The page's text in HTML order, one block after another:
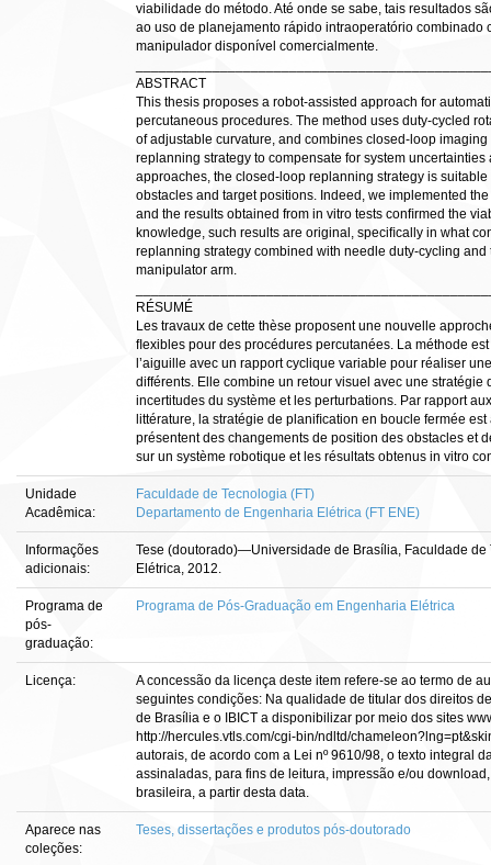
viabilidade do método. Até onde se sabe, tais resultados
ao uso de planejamento rápido intraoperatório combinado
manipulador disponível comercialmente.
ABSTRACT
This thesis proposes a robot-assisted approach for
percutaneous procedures. The method uses duty-cycled
of adjustable curvature, and combines closed-loop
replanning strategy to compensate for system
approaches, the closed-loop replanning strategy is
obstacles and target positions. Indeed, we implemented
and the results obtained from in vitro tests conﬁrmed the
knowledge, such results are original, speciﬁcally in what
replanning strategy combined with needle duty-cycling
manipulator arm.
RÉSUMÉ
Les travaux de cette thèse proposent une nouvelle
ﬂexibles pour des procédures percutanées. La méthode
l’aiguille avec un rapport cyclique variable pour réaliser
différents. Elle combine un retour visuel avec une
incertitudes du système et les perturbations. Par rapport
littérature, la stratégie de planiﬁcation en boucle fermée
présentent des changements de position des obstacles et
sur un système robotique et les résultats obtenus in vitro
Unidade
Acadêmica:
Faculdade de Tecnologia (FT)
Departamento de Engenharia Elétrica (FT ENE)
Informações
adicionais:
Tese (doutorado)—Universidade de Brasília, Faculdade
Elétrica, 2012.
Programa de
pós-
graduação:
Programa de Pós-Graduação em Engenharia Elétrica
Licença:
A concessão da licença deste item refere-se ao termo de
seguintes condições: Na qualidade de titular dos direitos
de Brasília e o IBICT a disponibilizar por meio dos sites
http://hercules.vtls.com/cgi-bin/ndltd/
autorais, de acordo com a Lei nº 9610/98, o texto integral
assinaladas, para fins de leitura, impressão e/ou
brasileira, a partir desta data.
Aparece nas
coleções:
Teses, dissertações e produtos pós-doutorado